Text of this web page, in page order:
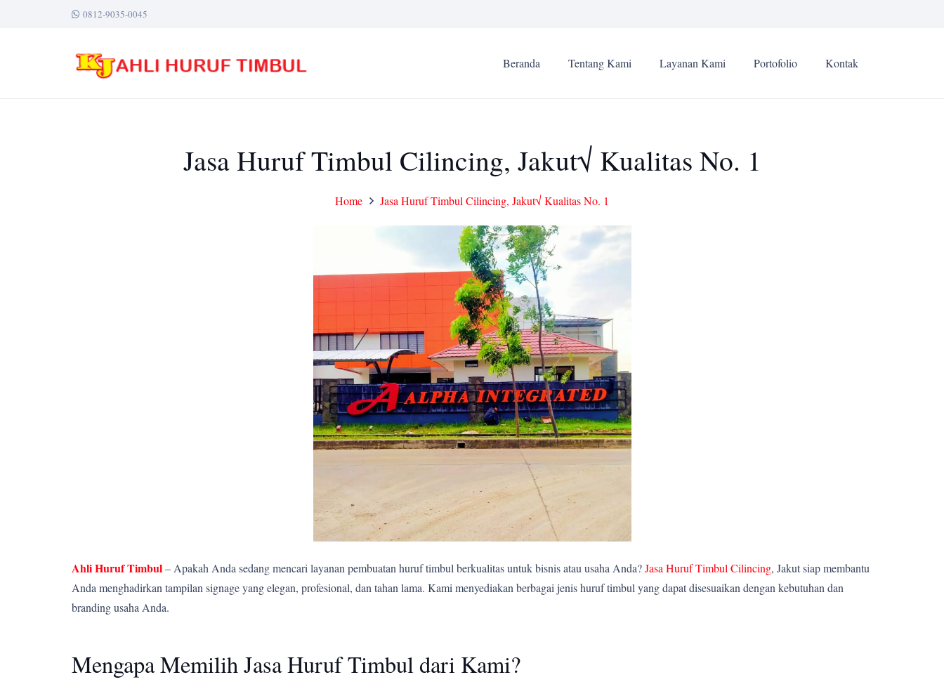
0812-9035-0045
Beranda Tentang Kami Layanan Kami Portofolio Kontak
Jasa Huruf Timbul Cilincing, Jakut√ Kualitas No. 1
Home Jasa Huruf Timbul Cilincing, Jakut√ Kualitas No. 1
Ahli Huruf Timbul– Apakah Anda sedang mencari layanan pembuatan huruf timbul berkualitas untuk bisnis atau usaha Anda?Jasa Huruf Timbul Cilincing, Jakut siap membantu
Anda menghadirkan tampilan signage yang elegan, profesional, dan tahan lama. Kami menyediakan berbagai jenis huruf timbul yang dapat disesuaikan dengan kebutuhan dan
branding usaha Anda.
Mengapa Memilih Jasa Huruf Timbul dari Kami?